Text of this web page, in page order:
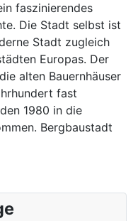
faszinierendes
Die Stadt selbst ist
Stadt zugleich
Europas. Der
alten Bauernhäuser
fast
1980 in die
Bergbaustadt